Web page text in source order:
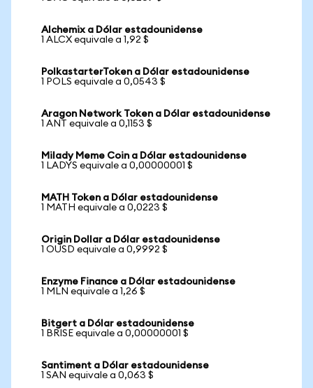
Alchemix a Dólar estadounidense
1 ALCX equivale a 1,92 $
PolkastarterToken a Dólar estadounidense
1 POLS equivale a 0,0543 $
Aragon Network Token a Dólar estadounidense
1 ANT equivale a 0,1153 $
Milady Meme Coin a Dólar estadounidense
1 LADYS equivale a 0,00000001 $
MATH Token a Dólar estadounidense
1 MATH equivale a 0,0223 $
Origin Dollar a Dólar estadounidense
1 OUSD equivale a 0,9992 $
Enzyme Finance a Dólar estadounidense
1 MLN equivale a 1,26 $
Bitgert a Dólar estadounidense
1 BRISE equivale a 0,00000001 $
Santiment a Dólar estadounidense
1 SAN equivale a 0,063 $